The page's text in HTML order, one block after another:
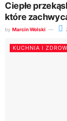
Ciepłe
które
by Marcin Wolski
KUCHNIA I